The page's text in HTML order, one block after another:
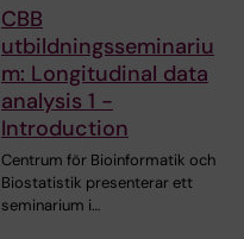
CBB
utbildningsseminariu
m: Longitudinal data
analysis 1 -
Introduction
Centrum för Bioinformatik och
Biostatistik presenterar ett
seminarium i…